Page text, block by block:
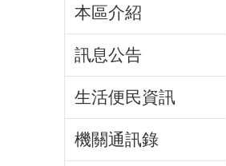
本區介紹
訊息公告
生活便民資訊
機關通訊錄